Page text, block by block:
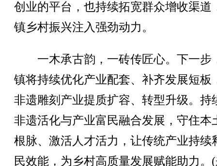
创业的平台，也持续拓宽群众增收渠道
镇乡村振兴注入强劲动力。
一木承古韵，一砖传匠心。下一步
镇将持续优化产业配套、补齐发展短板
非遗雕刻产业提质扩容、转型升级。持
非遗活化与产业富民融合发展，守住本
根脉、激活人才活力，让传统产业持续
民效能，为乡村高质量发展赋能助力。